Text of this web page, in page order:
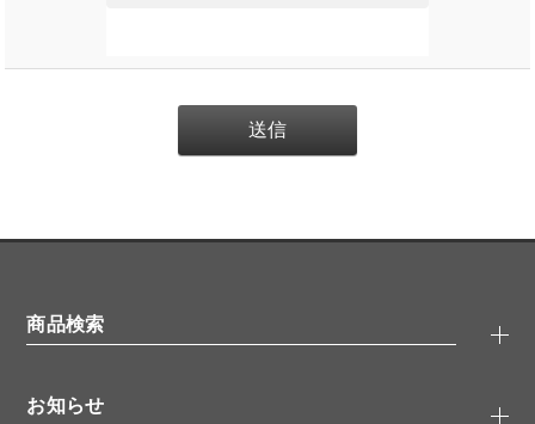
商品検索
タンパク質検索
お知らせ